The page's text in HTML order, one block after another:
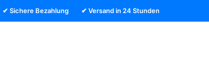
✔ Sichere Bezahlung ✔ Versand in 24 Stunden